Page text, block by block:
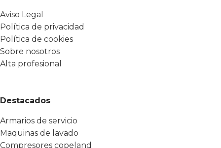
Aviso Legal
Política de privacidad
Política de cookies
Sobre nosotros
Alta profesional
Destacados
Armarios de servicio
Maquinas de lavado
Compresores copeland